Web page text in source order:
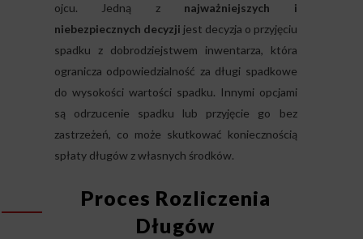
ojcu. Jedną z najważniejszych i
niebezpiecznych decyzji jest decyzja o przyjęciu
spadku z dobrodziejstwem inwentarza, która
ogranicza odpowiedzialność za długi spadkowe
do wysokości wartości spadku. Innymi opcjami
są odrzucenie spadku lub przyjęcie go bez
zastrzeżeń, co może skutkować koniecznością
spłaty długów z własnych środków.
Proces Rozliczenia
Długów